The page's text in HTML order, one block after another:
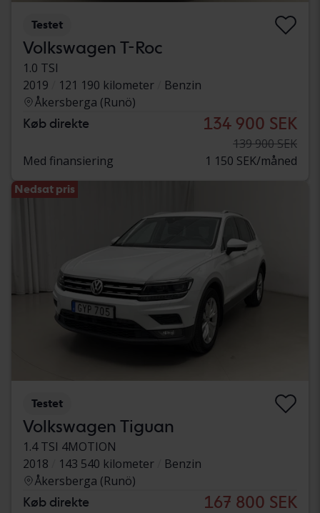
Testet
Volkswagen T-Roc
1.0 TSI
2019
121 190 kilometer
Benzin
Åkersberga (Runö)
Køb direkte 134 900 SEK
139 900 SEK
Med finansiering
1 150 SEK/måned
Nedsat pris
Testet
Volkswagen Tiguan
1.4 TSI 4MOTION
2018
143 540 kilometer
Benzin
Åkersberga (Runö)
Køb direkte 167 800 SEK